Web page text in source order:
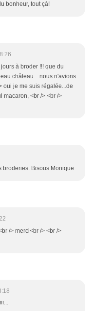
bonheur, tout çà!
à broder !!! que du
château... nous n'avions
oui je me suis régalée...de
macaron, <br /> <br />
broderies. Bisous Monique
/> merci<br /> <br />